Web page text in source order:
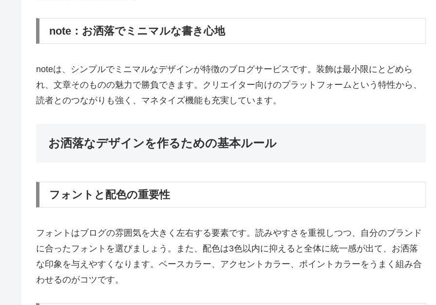
note：お洒落でミニマルな書き心地
noteは、シンプルでミニマルなデザインが特徴のブログサービスです。装飾は最小限にとどめら
れ、文章そのものの魅力で勝負できます。クリエイター向けのプラットフォームという特性から、
読者とのつながりも強く、マネタイズ機能も充実しています。
お洒落なデザインを作るための基本ルール
フォントと配色の重要性
フォントはブログの雰囲気を大きく左右する要素です。読みやすさを重視しつつ、自分のブランド
に合ったフォントを選びましょう。また、配色は3色以内に抑えると全体に統一感が出て、お洒落
な印象を与えやすくなります。ベースカラー、アクセントカラー、ポイントカラーをうまく組み合
わせるのがコツです。